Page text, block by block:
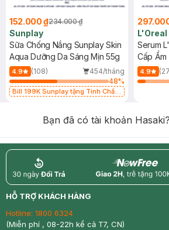
152.000 ₫234.000 ₫
Sunplay
Sữa Chống Nắng Sunplay Skin
Aqua Dưỡng Da Sáng Mịn 55g
4.9 (108)
454/tháng
48%
Bill 199K Sunplay tặng Tinh Chất
L'Oreal
Serum
Cấp Ẩm
4.9
Bạn đã có tài khoản Hasaki?
return nowfree
HỖ TRỢ KHÁCH HÀNG
Hotline: 1800 6324
(Miễn phí , 08-22h kể cả T7, CN)